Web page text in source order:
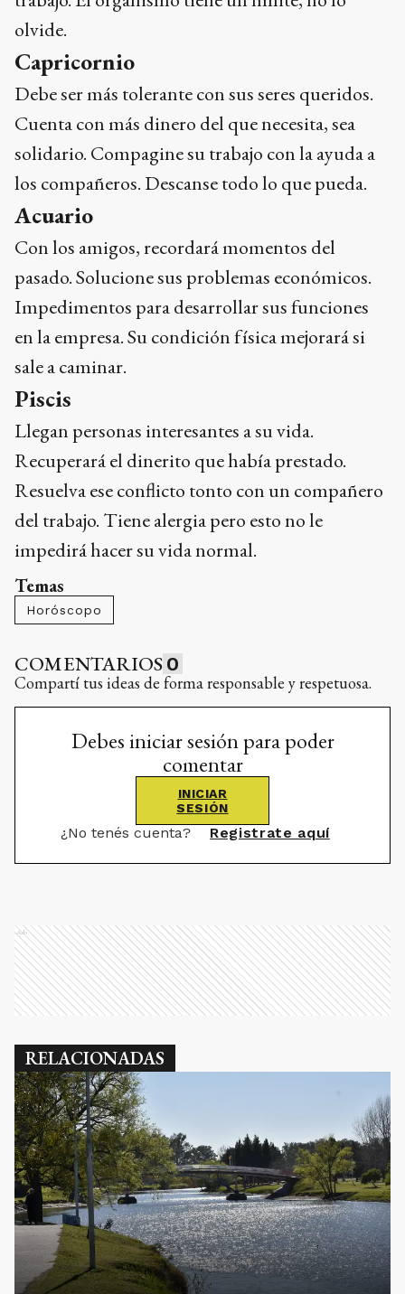
olvide.
Capricornio
Debe ser más tolerante con sus seres queridos.
Cuenta con más dinero del que necesita, sea
solidario. Compagine su trabajo con la ayuda a
los compañeros. Descanse todo lo que pueda.
Acuario
Con los amigos, recordará momentos del
pasado. Solucione sus problemas económicos.
Impedimentos para desarrollar sus funciones
en la empresa. Su condición física mejorará si
sale a caminar.
Piscis
Llegan personas interesantes a su vida.
Recuperará el dinerito que había prestado.
Resuelva ese conflicto tonto con un compañero
del trabajo. Tiene alergia pero esto no le
impedirá hacer su vida normal.
Temas
Horóscopo
COMENTARIOS 0
Compartí tus ideas de forma responsable y respetuosa.
Debes iniciar sesión para poder
comentar
INICIAR
SESIÓN
¿No tenés cuenta? Registrate aquí
Ads
RELACIONADAS